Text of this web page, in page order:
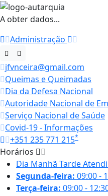
A obter dados...
Administração
jfvnceira@gmail.com
Queimas e Queimadas
Dia da Defesa Nacional
Autoridade Nacional de
Serviço Nacional de Saúde
Covid-19 - Informações
+351 235 771 215*
Horários
Dia Manhã Tarde
Segunda-feira: 09:00 -
Terça-feira: 09:00 -